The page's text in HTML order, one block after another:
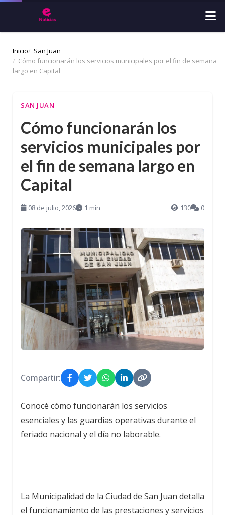
Inicio
San Juan
Cómo funcionarán los servicios municipales por el fin de semana
largo en Capital
SAN JUAN
Cómo funcionarán los
servicios municipales por
el fin de semana largo en
Capital
08 de julio, 2026 1 min 130 0
Compartir:
Conocé cómo funcionarán los servicios
esenciales y las guardias operativas durante el
feriado nacional y el día no laborable.
La Municipalidad de la Ciudad de San Juan detalla
el funcionamiento de las prestaciones y servicios